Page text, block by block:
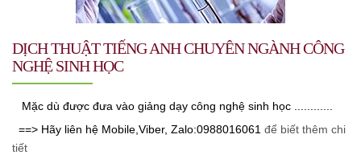
DỊCH THUẬT TIẾNG ANH CHUYÊN NGÀNH CÔNG
NGHỆ SINH HỌC
Mặc dù được đưa vào giảng dạy công nghệ sinh học ............
==> Hãy liên hệ Mobile,Viber, Zalo:0988016061 để biết thêm chi
tiết